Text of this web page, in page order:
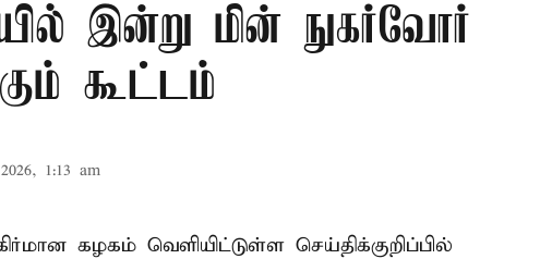
இன்று மின் நுகர்வோர்
கூட்டம்
1:13 am
கழகம் வெளியிட்டுள்ள செய்திக்குறிப்பில்